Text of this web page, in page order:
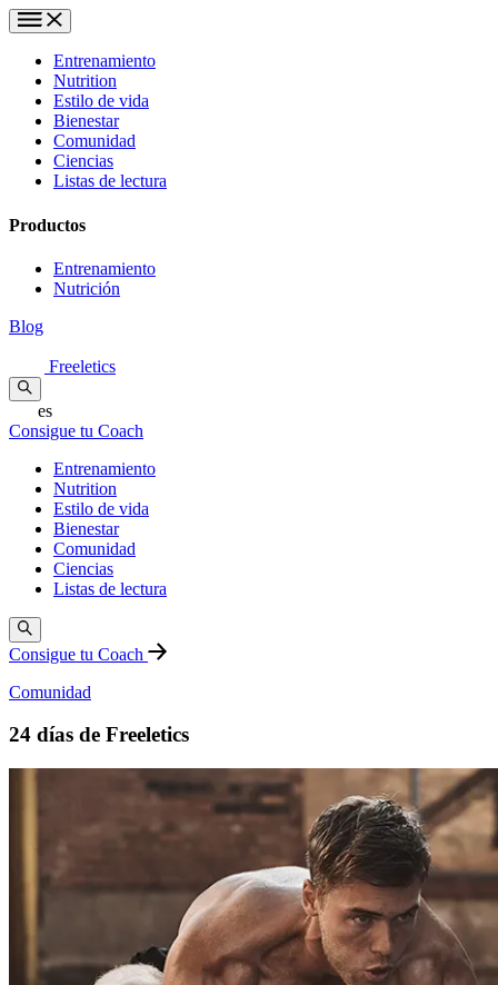
Entrenamiento
Nutrition
Estilo de vida
Bienestar
Comunidad
Ciencias
Listas de lectura
Productos
Entrenamiento
Nutrición
Blog
Freeletics
es
Consigue tu Coach
Entrenamiento
Nutrition
Estilo de vida
Bienestar
Comunidad
Ciencias
Listas de lectura
Consigue tu Coach
Comunidad
24 días de Freeletics